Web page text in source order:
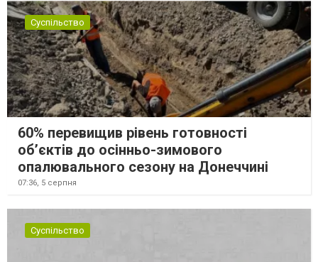
Суспільство
60% перевищив рівень готовності
об’єктів до осінньо-зимового
опалювального сезону на Донеччині
07:36, 5 серпня
Суспільство